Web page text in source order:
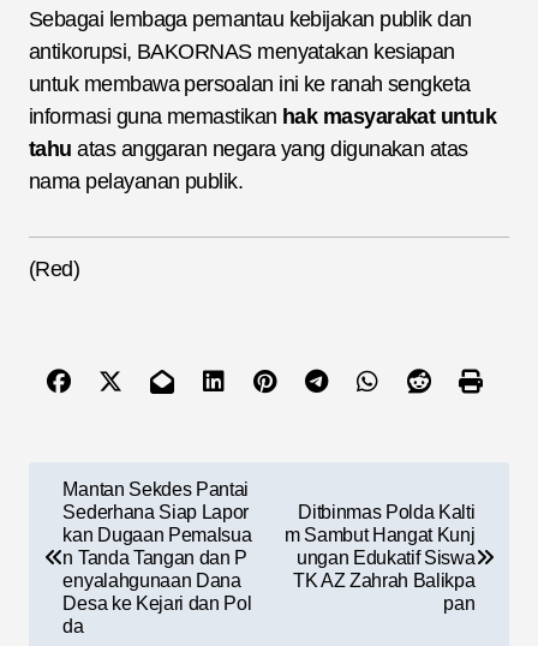
Sebagai lembaga pemantau kebijakan publik dan
antikorupsi, BAKORNAS menyatakan kesiapan
untuk membawa persoalan ini ke ranah sengketa
informasi guna memastikan hak masyarakat untuk
tahu atas anggaran negara yang digunakan atas
nama pelayanan publik.
(Red)
Mantan Sekdes Pantai
Sederhana Siap Lapor
kan Dugaan Pemalsua
n Tanda Tangan dan P
enyalahgunaan Dana
Desa ke Kejari dan Pol
da
Ditbinmas Polda Kalti
m Sambut Hangat Kunj
ungan Edukatif Siswa
TK AZ Zahrah Balikpa
pan